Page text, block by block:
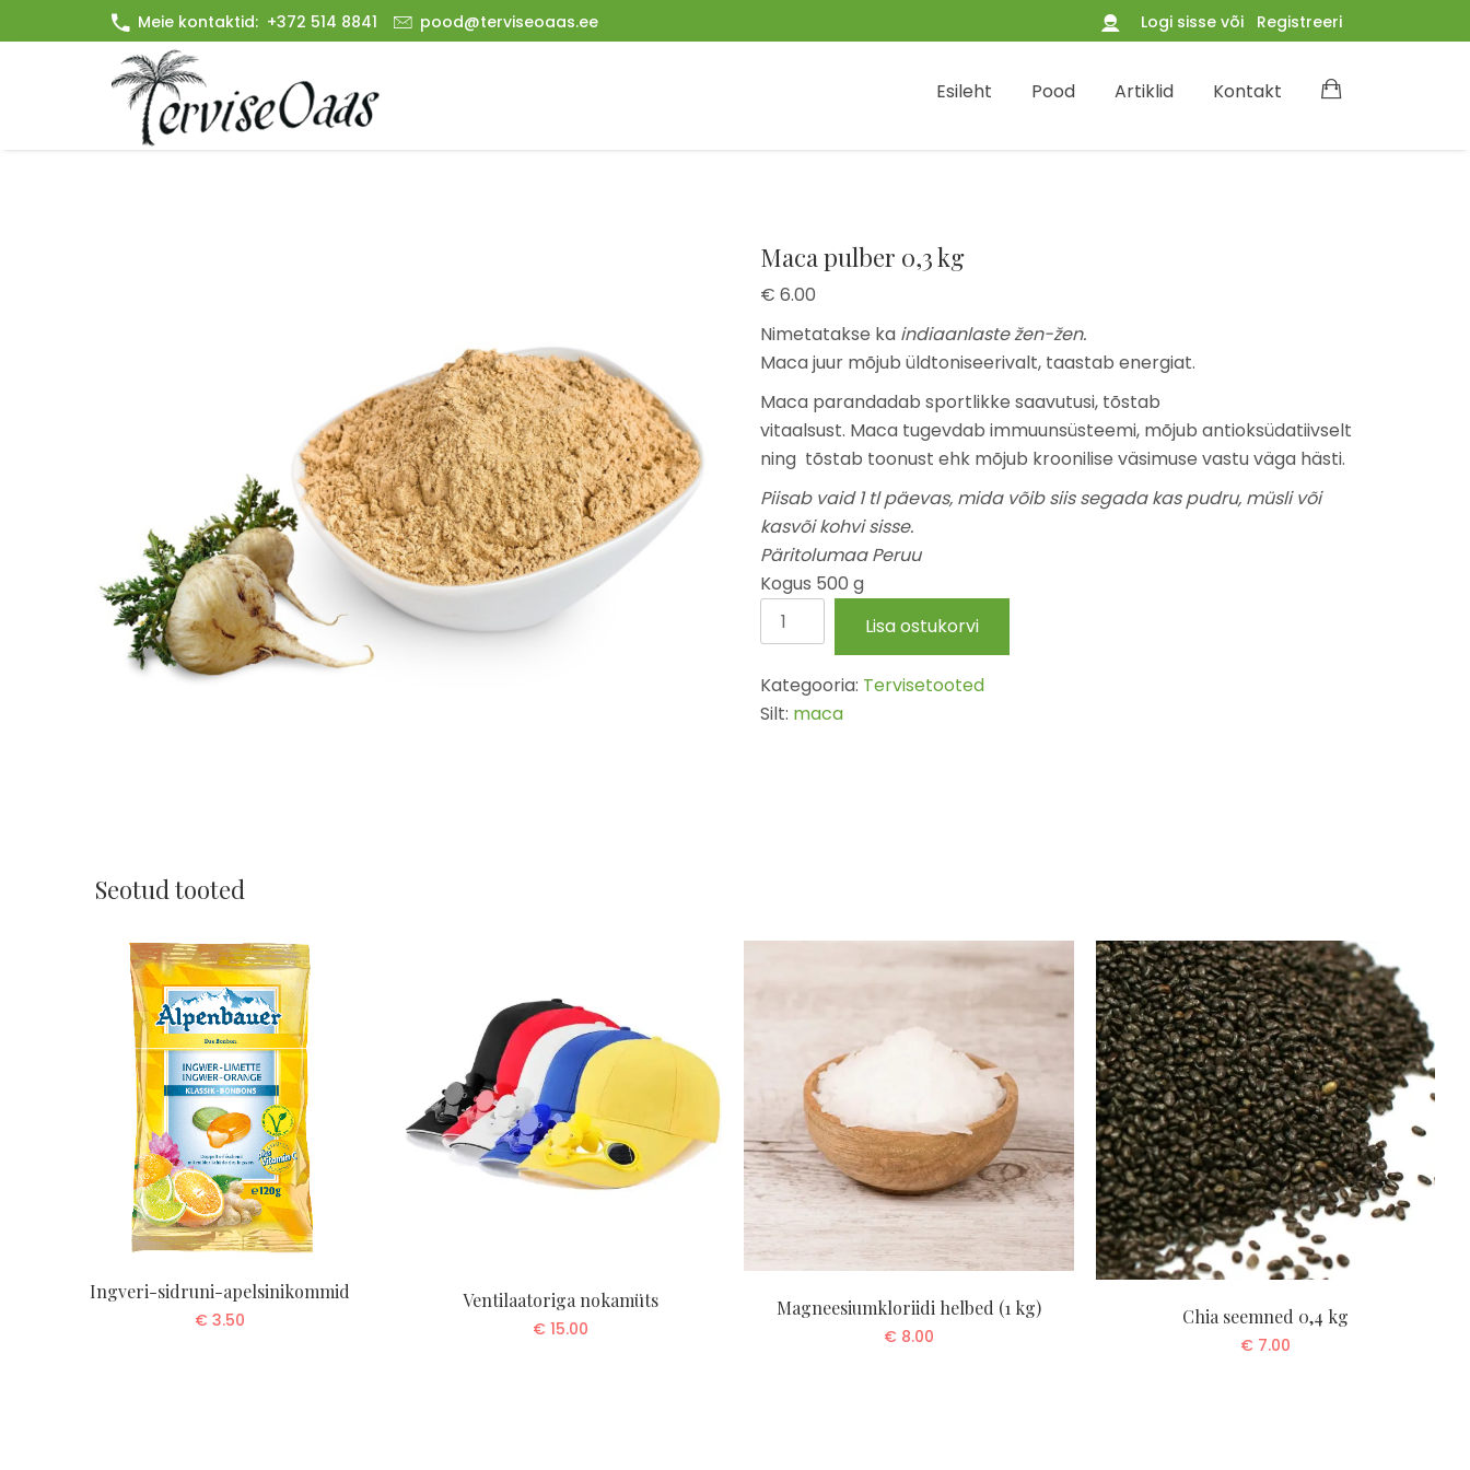
Meie kontaktid: +372 514 8841 pood@terviseoaas.ee Logi sisse või Registreeri
Esileht Pood Artiklid Kontakt
Maca pulber 0,3 kg
€ 6.00
Nimetatakse ka indiaanlaste žen-žen.
Maca juur mõjub üldtoniseerivalt, taastab energiat.
Maca parandadab sportlikke saavutusi, tõstab
vitaalsust. Maca tugevdab immuunsüsteemi, mõjub antioksüdatiivselt
ning tõstab toonust ehk mõjub kroonilise väsimuse vastu väga hästi.
Piisab vaid 1 tl päevas, mida võib siis segada kas pudru, müsli või
kasvõi kohvi sisse.
Päritolumaa Peruu
Kogus 500 g
Maca
pulber
kg
kogus
Lisa ostukorvi
Kategooria: Tervisetooted
Silt: maca
Seotud tooted
Ingveri-sidruni-apelsinikommid
€3.50
Ventilaatoriga nokamüts
€15.00
Magneesiumkloriidi helbed (1 kg)
€8.00
Chia seemned 0,4 kg
€ 7.00